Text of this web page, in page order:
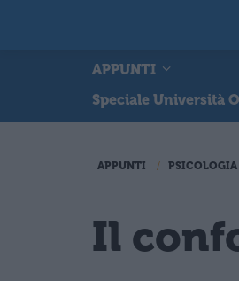
APPUNTI
Speciale Università
APPUNTI
Il